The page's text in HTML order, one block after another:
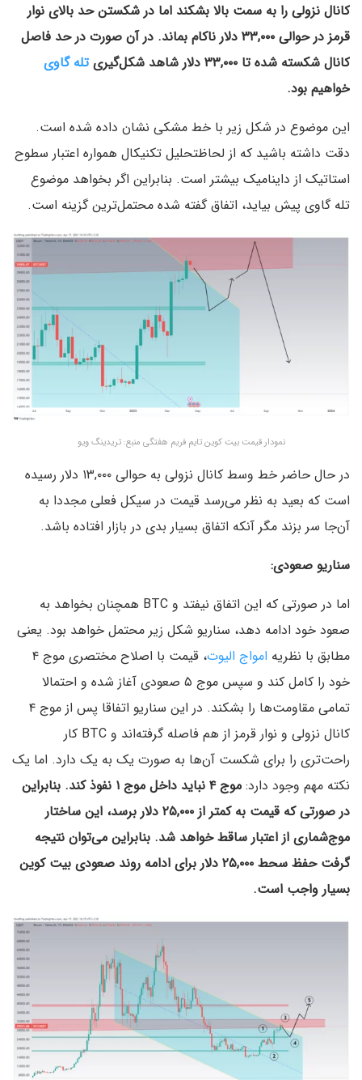
کانال نزولی را به سمت بالا بشکند اما در شکستن حد بالای نوار
قرمز در حوالی ۳۳,۰۰۰ دلار ناکام بماند. در آن صورت در حد فاصل
کانال شکسته شده تا ۳۳,۰۰۰ دلار شاهد شکل‌گیری
تله گاوی
خواهیم بود.
این موضوع در شکل زیر با خط مشکی نشان داده شده است.
دقت داشته باشید که از لحاظتحلیل تکنیکال همواره اعتبار سطوح
استاتیک از داینامیک بیشتر است. بنابراین اگر بخواهد موضوع
تله گاوی پیش بیاید، اتفاق گفته شده محتمل‌ترین گزینه است.
نمودار قیمت بیت کوین تایم فریم هفتگی منبع: تریدینگ ویو
در حال حاضر خط وسط کانال نزولی به حوالی ۱۳,۰۰۰ دلار رسیده
است که بعید به نظر می‌رسد قیمت در سیکل فعلی مجددا به
آن‌جا سر بزند مگر آنکه اتفاق بسیار بدی در بازار افتاده باشد.
سناریو صعودی:
اما در صورتی که این اتفاق نیفتد و BTC همچنان بخواهد به
صعود خود ادامه دهد، سناریو شکل زیر محتمل خواهد بود. یعنی
مطابق با نظریه امواج الیوت
، قیمت با اصلاح مختصری موج ۴
خود را کامل کند و سپس موج ۵ صعودی آغاز شده و احتمالا
تمامی مقاومت‌ها را بشکند. در این سناریو اتفاقا پس از موج ۴
کانال نزولی و نوار قرمز از هم فاصله گرفته‌اند و BTC کار
راحت‌تری را برای شکست آن‌ها به صورت یک به یک دارد. اما یک
نکته مهم وجود دارد:
موج ۴ نباید داخل موج ۱ نفوذ کند. بنابراین
در صورتی که قیمت به کمتر از ۲۵,۰۰۰ دلار برسد، این ساختار
موج‌شماری از اعتبار ساقط خواهد شد. بنابراین می‌توان نتیجه
گرفت حفظ سحط ۲۵,۰۰۰ دلار برای ادامه روند صعودی بیت کوین
بسیار واجب است.